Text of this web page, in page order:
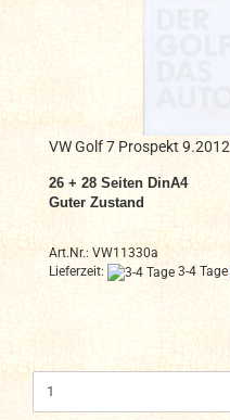
VW Golf 7 Prospekt 9.2012
26 + 28 Seiten DinA4
Guter Zustand
Art.Nr.: VW11330a
Lieferzeit:
3-4 Tage